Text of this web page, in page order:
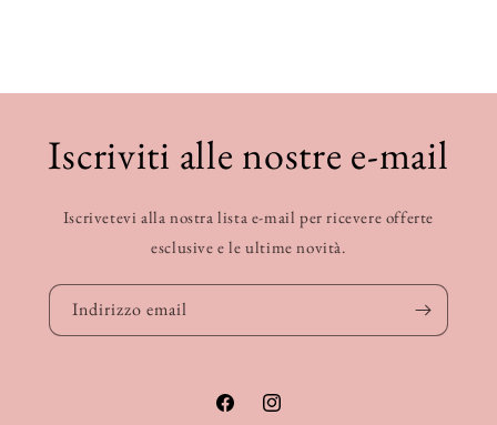
Iscriviti alle nostre e-mail
Iscrivetevi alla nostra lista e-mail per ricevere offerte
esclusive e le ultime novità.
Indirizzo email
FacebookInstagram